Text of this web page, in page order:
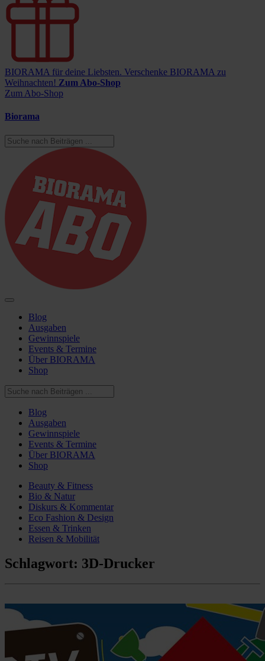
BIORAMA für deine Liebsten. Verschenke BIORAMA zu
Weihnachten! Zum Abo-Shop
Zum Abo-Shop
Biorama
Blog
Ausgaben
Gewinnspiele
Events & Termine
Über BIORAMA
Shop
Blog
Ausgaben
Gewinnspiele
Events & Termine
Über BIORAMA
Shop
Beauty & Fitness
Bio & Natur
Diskurs & Kommentar
Eco Fashion & Design
Essen & Trinken
Reisen & Mobilität
Schlagwort: 3D-Drucker